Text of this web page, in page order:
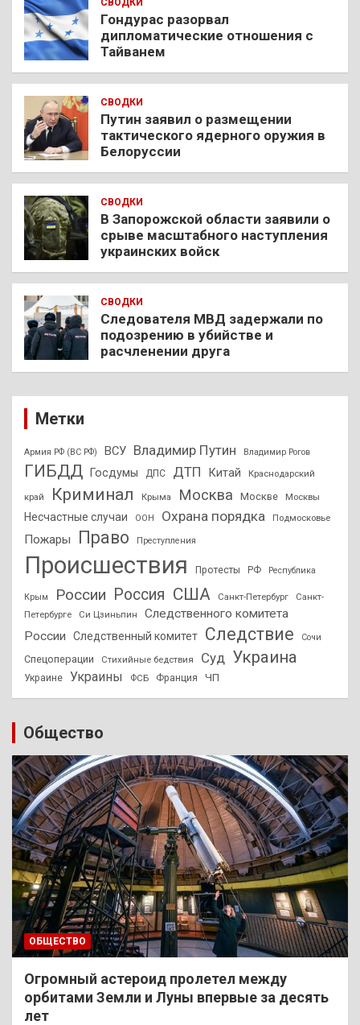
СВОДКИ
Гондурас разорвал
дипломатические отношения с
Тайванем
СВОДКИ
Путин заявил о размещении
тактического ядерного оружия в
Белоруссии
СВОДКИ
В Запорожской области заявили о
срыве масштабного наступления
украинских войск
СВОДКИ
Следователя МВД задержали по
подозрению в убийстве и
расчленении друга
Метки
Армия РФ (ВС РФ) ВСУ Владимир Путин Владимир Рогов
ГИБДД Госдумы ДПС ДТП Китай Краснодарский
край Криминал Крыма Москва Москве Москвы
Несчастные случаи ООН Охрана порядка Подмосковье
Пожары Право Преступления
Происшествия Протесты РФ Республика
Крым России Россия США Санкт-Петербург
Санкт-
Петербурге
Си Цзиньпин
Следственного комитета
России
Следственный комитет Следствие Сочи
Спецоперации Стихийные бедствия Суд Украина
Украине Украины ФСБ Франция ЧП
Общество
ОБЩЕСТВО
Огромный астероид пролетел между
орбитами Земли и Луны впервые за десять
лет